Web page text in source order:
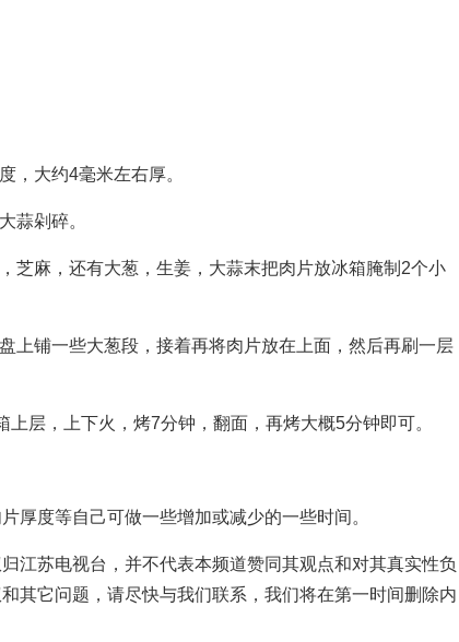
大约4毫米左右厚。
剁碎。
麻，还有大葱，生姜，大蒜末把肉片放冰箱腌制2个小
铺一些大葱段，接着再将肉片放在上面，然后再刷一层
层，上下火，烤7分钟，翻面，再烤大概5分钟即可。
度等自己可做一些增加或减少的一些时间。
江苏电视台，并不代表本频道赞同其观点和对其真实性负
其它问题，请尽快与我们联系，我们将在第一时间删除内